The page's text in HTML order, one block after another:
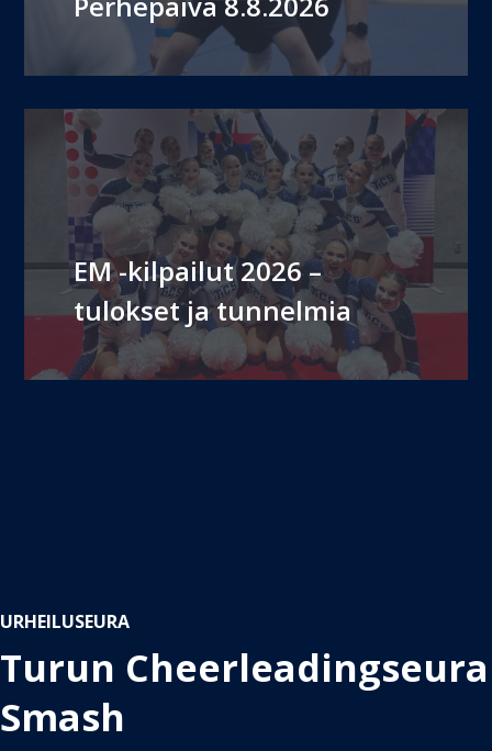
EM -kilpailut 2026 –
tulokset ja tunnelmia
URHEILUSEURA
Turun Cheerleading­seura
Smash